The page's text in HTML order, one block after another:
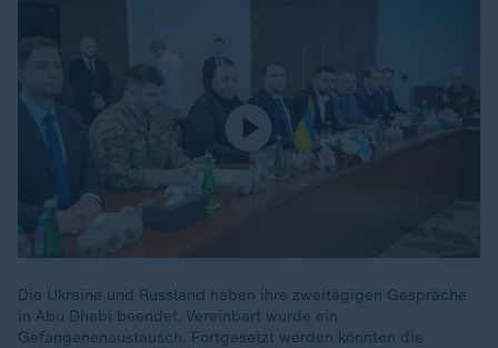
Die Ukraine und Russland haben ihre zweitägigen Gespräche
in Abu Dhabi beendet. Vereinbart wurde ein
Gefangenenaustausch. Fortgesetzt werden könnten die